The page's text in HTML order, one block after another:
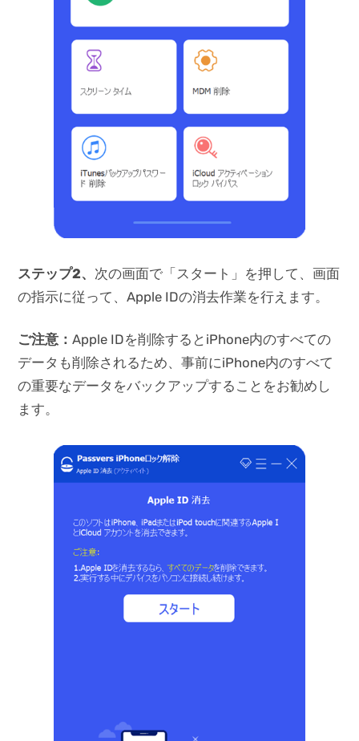
ステップ2、 次の画面で「スタート」を押して、画面
の指示に従って、Apple IDの消去作業を行えます。
ご注意：Apple IDを削除するとiPhone内のすべての
データも削除されるため、事前にiPhone内のすべて
の重要なデータをバックアップすることをお勧めし
ます。